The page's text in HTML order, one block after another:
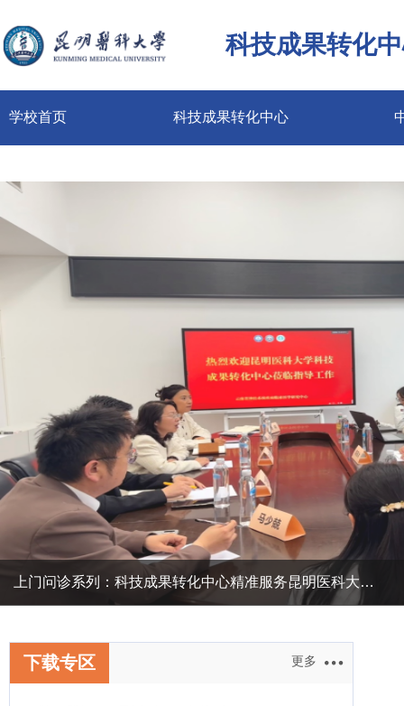
科技成果转化
学校首页 科技成果转化中心
上门问诊系列：科技成果转化中心精准服务昆明医科大学附属医院项
下载专区 更多